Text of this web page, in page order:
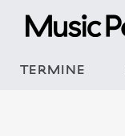
Inhalt
TERMINE